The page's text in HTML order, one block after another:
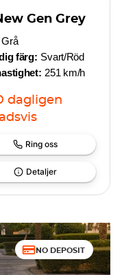
Gen Grey
Grå
färg: Svart/Röd
251 km/h
dagligen
Ring oss
Detaljer
NO DEPOSIT